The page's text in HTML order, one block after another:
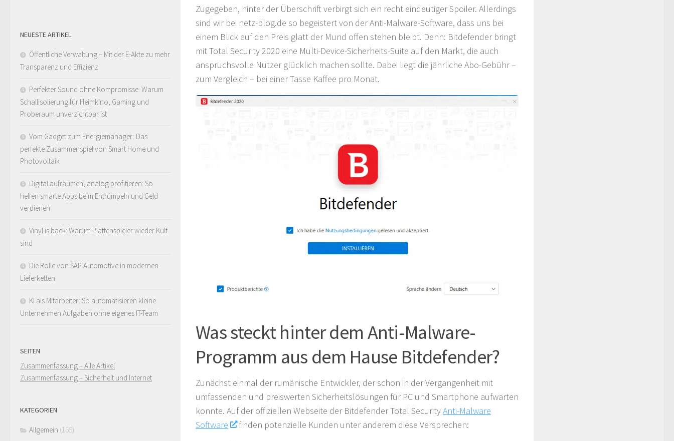
Zugegeben, hinter der Überschrift verbirgt sich ein recht eindeutiger Spoiler. Allerdings
sind wir bei netz-blog.de so begeistert von der Anti-Malware-Software, dass uns bei
einem Blick auf den Preis glatt der Mund offen stehen bleibt. Denn: Bitdefender bringt
mit Total Security 2020 eine Multi-Device-Sicherheits-Suite auf den Markt, die auch
anspruchsvolle Nutzer glücklich machen sollte. Dabei liegt die jährliche Abo-Gebühr –
zum Vergleich – bei einer Tasse Kaffee pro Monat.
Was steckt hinter dem Anti-Malware-
Programm aus dem Hause Bitdefender?
Zunächst einmal der rumänische Entwickler, der schon in der Vergangenheit mit
umfassenden und preiswerten Sicherheitslösungen für PC und Smartphone aufwarten
konnte. Auf der offiziellen Webseite der Bitdefender Total SecurityAnti-Malware
Software
finden potenzielle Kunden unter anderem diese Versprechen:
NEUESTE ARTIKEL
Öffentliche Verwaltung – Mit der E-Akte zu mehr
Transparenz und Effizienz
Perfekter Sound ohne Kompromisse: Warum
Schallisolierung für Heimkino, Gaming und
Proberaum unverzichtbar ist
Vom Gadget zum Energiemanager: Das
perfekte Zusammenspiel von Smart Home und
Photovoltaik
Digital aufräumen, analog profitieren: So
helfen smarte Apps beim Entrümpeln und Geld
verdienen
Vinyl is back: Warum Plattenspieler wieder Kult
sind
Die Rolle von SAP Automotive in modernen
Lieferketten
KI als Mitarbeiter: So automatisieren kleine
Unternehmen Aufgaben ohne eigenes IT-Team
SEITEN
Zusammenfassung – Alle Artikel
Zusammenfassung – Sicherheit und Internet
KATEGORIEN
Allgemein (165)